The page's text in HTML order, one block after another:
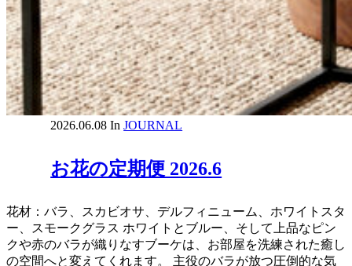
2026.06.08 In JOURNAL
お花の定期便 2026.6
花材：バラ、スカビオサ、デルフィニューム、ホワイトスタ
ー、スモークグラス ホワイトとブルー、そして上品なピン
クや赤のバラが織りなすブーケは、お部屋を洗練された癒し
の空間へと変えてくれます。 主役のバラが放つ圧倒的な気